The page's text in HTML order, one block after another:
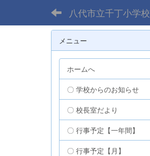
八代市立千丁小学校
メニュー
ホームへ
〇 学校からのお知らせ
〇 校長室だより
〇 行事予定【一年間】
〇 行事予定【月】